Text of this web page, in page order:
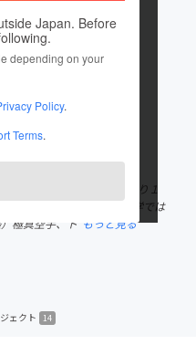
Japan. Before
depending on your
Policy.
Terms.
治療院
ェクトを投稿しています
ウェイトトレーニングにより１
不思議に興味を持つ。大学では
極真空手、ト もっと見る
ェクト 14